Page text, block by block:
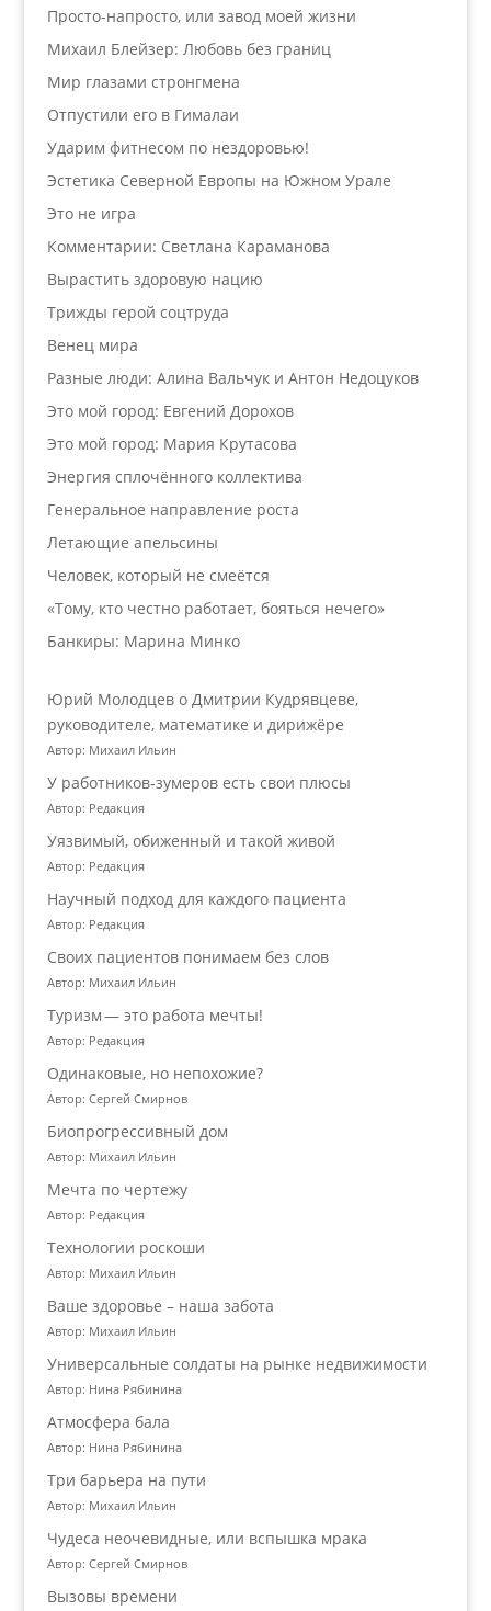
Просто-напросто, или завод моей жизни
Михаил Блейзер: Любовь без границ
Мир глазами стронгмена
Отпустили его в Гималаи
Ударим фитнесом по нездоровью!
Эстетика Северной Европы на Южном Урале
Это не игра
Комментарии: Светлана Караманова
Вырастить здоровую нацию
Трижды герой соцтруда
Венец мира
Разные люди: Алина Вальчук и Антон Недоцуков
Это мой город: Евгений Дорохов
Это мой город: Мария Крутасова
Энергия сплочённого коллектива
Генеральное направление роста
Летающие апельсины
Человек, который не смеётся
«Тому, кто честно работает, бояться нечего»
Банкиры: Марина Минко
Юрий Молодцев о Дмитрии Кудрявцеве,
руководителе, математике и дирижёре
Автор: Михаил Ильин
У работников‑зумеров есть свои плюсы
Автор: Редакция
Уязвимый, обиженный и такой живой
Автор: Редакция
Научный подход для каждого пациента
Автор: Редакция
Своих пациентов понимаем без слов
Автор: Михаил Ильин
Туризм — это работа мечты!
Автор: Редакция
Одинаковые, но непохожие?
Автор: Сергей Смирнов
Биопрогрессивный дом
Автор: Михаил Ильин
Мечта по чертежу
Автор: Редакция
Технологии роскоши
Автор: Михаил Ильин
Ваше здоровье – наша забота
Автор: Михаил Ильин
Универсальные солдаты на рынке недвижимости
Автор: Нина Рябинина
Атмосфера бала
Автор: Нина Рябинина
Три барьера на пути
Автор: Михаил Ильин
Чудеса неочевидные, или вспышка мрака
Автор: Сергей Смирнов
Вызовы времени